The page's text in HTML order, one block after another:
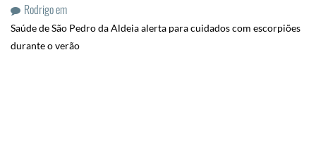
Rodrigoem
Saúde de São Pedro da Aldeia alerta para cuidados com escorpiões
durante o verão